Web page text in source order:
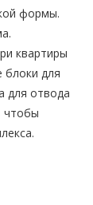
формы.
квартиры
блоки для
для отвода
чтобы